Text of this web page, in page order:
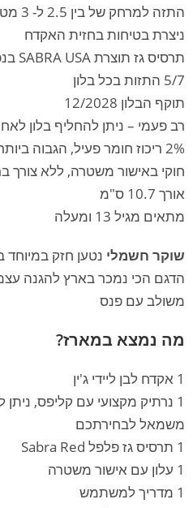
התזה למרחק של בין 2.5 ל- 3 מטרים
ניצרת בטיחות בחזית האקדח
תרסיס גז תוצרת SABRA USA בנפח 22 גרם
5/7 התזות בכל בלון
תוקף הבלון 12/2028
רב פעמי – ניתן להחליף בלון
2% ריכוז חומר פעיל, הגבוה ביותר לשימוש אזרחי
חוקי באישור משטרה, ללא צורך
אורך 10.7 ס"מ
מתאים מגיל 13 ומעלה
שוקר חשמלי נטען חזק במיוחד בהספק
הדגם הכי נמכר בארץ להגנה
משולב עם פנס
מה נמצא במארז?
1 אקדח לבן ליידי ג'ין
1 נרתיק מקצועי עם קליפס,
משמאל לבחירתכם
1 תרסיס גז פלפל Sabra Red
1 עלון עם אישור משטרה
1 מדריך למשתמש